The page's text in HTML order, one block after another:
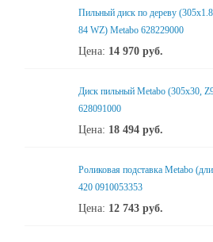
Пильный диск по дереву
84 WZ) Metabo 628229000
Цена: 14 970 руб.
Диск пильный Metabo (305x30,
628091000
Цена: 18 494 руб.
Роликовая подставка Metabo
420 0910053353
Цена: 12 743 руб.